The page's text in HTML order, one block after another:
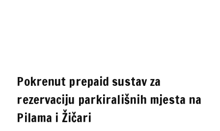
Pokrenut prepaid sustav za
rezervaciju parkirališnih mjesta na
Pilama i Žičari